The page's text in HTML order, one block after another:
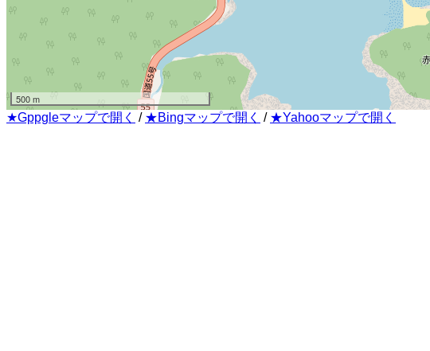
500 m
★Gppgleマップで開く / ★Bingマップで開く / ★Yahooマップで開く